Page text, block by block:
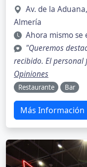
Av. de la
Almería
Ahora mismo se
"Queremos
recibido. El personal
Opiniones
Restaurante Bar
Más Información